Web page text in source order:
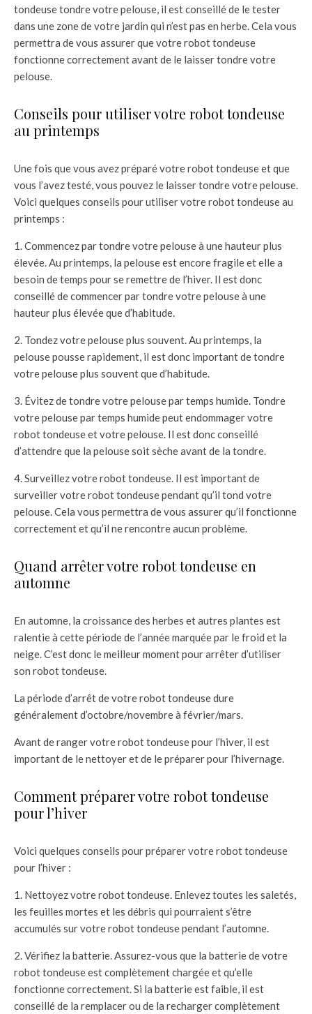
tondeuse tondre votre pelouse, il est conseillé de le tester
dans une zone de votre jardin qui n’est pas en herbe. Cela vous
permettra de vous assurer que votre robot tondeuse
fonctionne correctement avant de le laisser tondre votre
pelouse.
Conseils pour utiliser votre robot tondeuse
au printemps
Une fois que vous avez préparé votre robot tondeuse et que
vous l’avez testé, vous pouvez le laisser tondre votre pelouse.
Voici quelques conseils pour utiliser votre robot tondeuse au
printemps :
1. Commencez par tondre votre pelouse à une hauteur plus
élevée. Au printemps, la pelouse est encore fragile et elle a
besoin de temps pour se remettre de l’hiver. Il est donc
conseillé de commencer par tondre votre pelouse à une
hauteur plus élevée que d’habitude.
2. Tondez votre pelouse plus souvent. Au printemps, la
pelouse pousse rapidement, il est donc important de tondre
votre pelouse plus souvent que d’habitude.
3. Évitez de tondre votre pelouse par temps humide. Tondre
votre pelouse par temps humide peut endommager votre
robot tondeuse et votre pelouse. Il est donc conseillé
d’attendre que la pelouse soit sèche avant de la tondre.
4. Surveillez votre robot tondeuse. Il est important de
surveiller votre robot tondeuse pendant qu’il tond votre
pelouse. Cela vous permettra de vous assurer qu’il fonctionne
correctement et qu’il ne rencontre aucun problème.
Quand arrêter votre robot tondeuse en
automne
En automne, la croissance des herbes et autres plantes est
ralentie à cette période de l’année marquée par le froid et la
neige. C’est donc le meilleur moment pour arrêter d’utiliser
son robot tondeuse.
La période d’arrêt de votre robot tondeuse dure
généralement d’octobre/novembre à février/mars.
Avant de ranger votre robot tondeuse pour l’hiver, il est
important de le nettoyer et de le préparer pour l’hivernage.
Comment préparer votre robot tondeuse
pour l’hiver
Voici quelques conseils pour préparer votre robot tondeuse
pour l’hiver :
1. Nettoyez votre robot tondeuse. Enlevez toutes les saletés,
les feuilles mortes et les débris qui pourraient s’être
accumulés sur votre robot tondeuse pendant l’automne.
2. Vérifiez la batterie. Assurez-vous que la batterie de votre
robot tondeuse est complètement chargée et qu’elle
fonctionne correctement. Si la batterie est faible, il est
conseillé de la remplacer ou de la recharger complètement